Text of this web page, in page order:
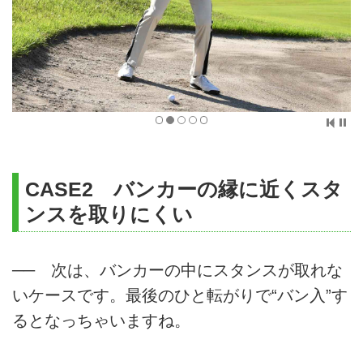
CASE2 バンカーの縁に近くスタ
ンスを取りにくい
── 次は、バンカーの中にスタンスが取れな
いケースです。最後のひと転がりで“バン入”す
るとなっちゃいますね。